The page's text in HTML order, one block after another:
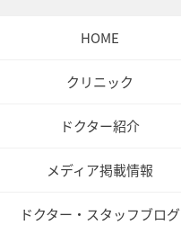
HOME
クリニック
ドクター紹介
メディア掲載情報
ドクター・スタッフブログ